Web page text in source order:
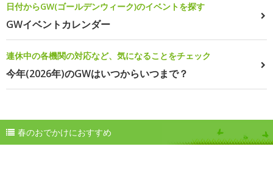
日付からGW(ゴールデンウィーク)のイベントを探す
GWイベントカレンダー
連休中の各機関の対応など、気になることをチェック
今年(2026年)のGWはいつからいつまで？
春のおでかけにおすすめ